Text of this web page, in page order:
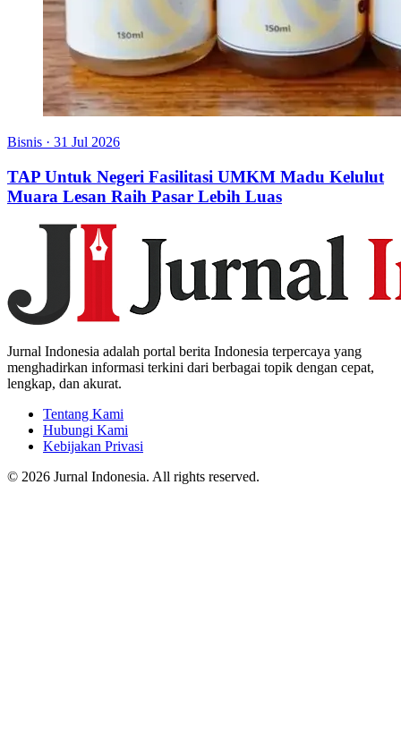
Bisnis · 31 Jul 2026
TAP Untuk Negeri Fasilitasi UMKM Madu Kelulut
Muara Lesan Raih Pasar Lebih Luas
Jurnal Indonesia adalah portal berita Indonesia terpercaya yang
menghadirkan informasi terkini dari berbagai topik dengan cepat,
lengkap, dan akurat.
Tentang Kami
Hubungi Kami
Kebijakan Privasi
© 2026 Jurnal Indonesia. All rights reserved.